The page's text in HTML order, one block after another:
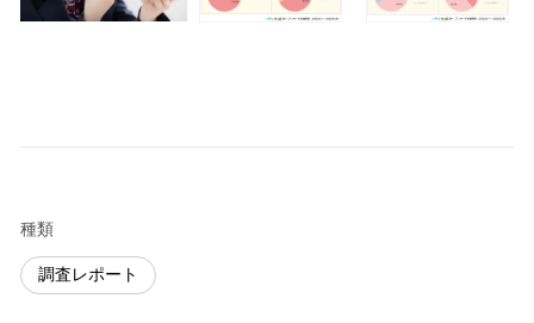
種類
調査レポート